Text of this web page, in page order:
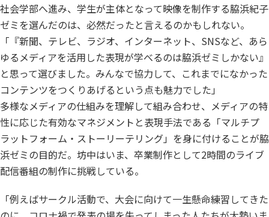
社会学部へ進み、学生が主体となって映像を制作する脇浜紀子
ゼミを選んだのは、必然だったと言えるのかもしれない。
「『新聞、テレビ、ラジオ、インターネット、SNSなど、あら
ゆるメディアを活用した表現が学べるのは脇浜ゼミしかない』
と思って選びました。みんなで協力して、これまでになかった
コンテンツをつくりあげるという点も魅力でした」
多様なメディアの仕組みを理解して組み合わせ、メディアの特
性に応じた有効なマネジメントと表現手法である「マルチプ
ラットフォーム・ストーリーテリング」を身に付けることが脇
浜ゼミの目的だ。坊中はいま、卒業制作として2時間のライブ
配信番組の制作に挑戦している。
「例えばサークル活動で、大会に向けて一生懸命練習してきた